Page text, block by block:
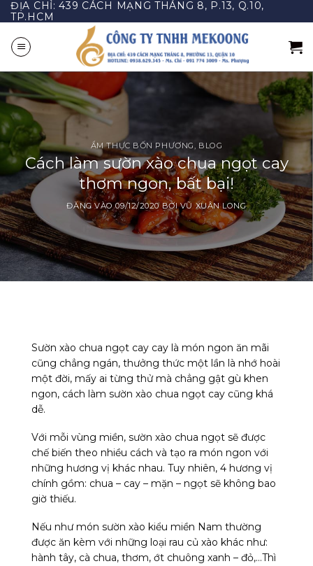
Bỏ
qua
nội
dung
ĐỊA CHỈ: 439 CÁCH MẠNG THÁNG 8, P.13, Q.10,
TP.HCM
ẨM THỰC BỐN PHƯƠNG BLOG
Cách làm sườn xào chua ngọt cay
thơm ngon, bất bại!
ĐĂNG VÀO09/12/2020 BỞIVŨ XUÂN LONG
Sườn xào chua ngọt cay cay là món ngon ăn mãi
cũng chẳng ngán, thưởng thức một lần là nhớ hoài
một đời, mấy ai từng thử mà chẳng gật gù khen
ngon, cách làm sườn xào chua ngọt cay cũng khá
dễ.
Với mỗi vùng miền, sườn xào chua ngọt sẽ được
chế biến theo nhiều cách và tạo ra món ngon với
những hương vị khác nhau. Tuy nhiên, 4 hương vị
chính gồm: chua – cay – mặn – ngọt sẽ không bao
giờ thiếu.
Nếu như món sườn xào kiểu miền Nam thường
được ăn kèm với những loại rau củ xào khác như:
hành tây, cà chua, thơm, ớt chuông xanh – đỏ,…Thì